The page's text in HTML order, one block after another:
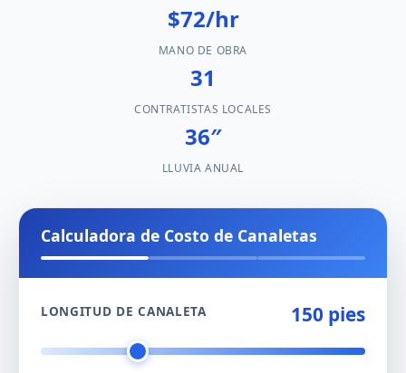
$72/hr
MANO DE OBRA
31
CONTRATISTAS LOCALES
36″
LLUVIA ANUAL
Calculadora de Costo de Canaletas
LONGITUD DE CANALETA 150 pies